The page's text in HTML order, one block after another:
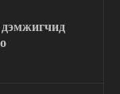
дэмжигчид